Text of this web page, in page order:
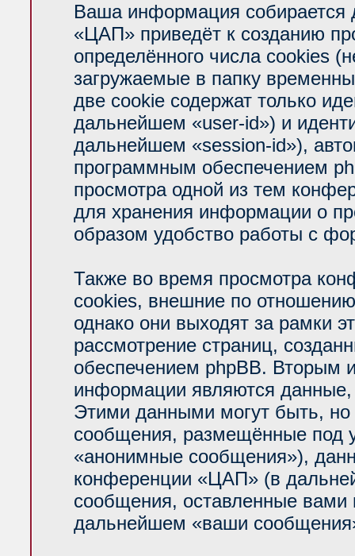
Ваша информация собирается
«ЦАП» приведёт к созданию
определённого числа cookies
загружаемые в папку
две cookie содержат только
дальнейшем «user-id») и
дальнейшем «session-id»),
программным обеспечением
просмотра одной из тем
для хранения информации о
образом удобство работы с
Также во время просмотра
cookies, внешние по
однако они выходят за рамки
рассмотрение страниц,
обеспечением phpBB. Вторым
информации являются
Этими данными могут быть,
сообщения, размещённые под
«анонимные сообщения»),
конференции «ЦАП» (в
сообщения, оставленные вами
дальнейшем «ваши